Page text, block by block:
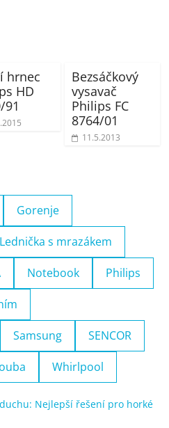
hrnec
HD
91
Bezsáčkový
vysavač
Philips FC
8764/01
11.5.2013
Gorenje
Lednička s mrazákem
Notebook Philips
Samsung SENCOR
Whirlpool
Nejlepší řešení pro horké